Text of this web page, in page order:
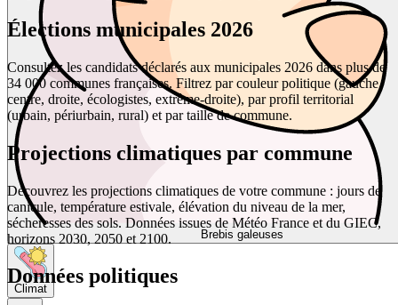
Brebis galeuses
Climat
Élections municipales 2026
Consultez les candidats déclarés aux municipales 2026 dans plus de
34 000 communes françaises. Filtrez par couleur politique (gauche,
centre, droite, écologistes, extrême-droite), par profil territorial
(urbain, périurbain, rural) et par taille de commune.
Projections climatiques par commune
Découvrez les projections climatiques de votre commune : jours de
canicule, température estivale, élévation du niveau de la mer,
sécheresses des sols. Données issues de Météo France et du GIEC,
horizons 2030, 2050 et 2100.
Données politiques